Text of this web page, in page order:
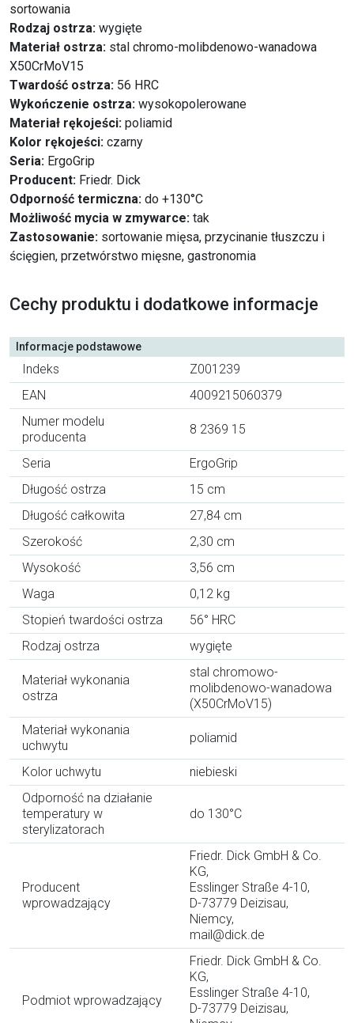
sortowania
Rodzaj ostrza: wygięte
Materiał ostrza: stal chromo-molibdenowo-wanadowa
X50CrMoV15
Twardość ostrza: 56 HRC
Wykończenie ostrza: wysokopolerowane
Materiał rękojeści: poliamid
Kolor rękojeści: czarny
Seria: ErgoGrip
Producent: Friedr. Dick
Odporność termiczna: do +130°C
Możliwość mycia w zmywarce: tak
Zastosowanie: sortowanie mięsa, przycinanie tłuszczu i
ścięgien, przetwórstwo mięsne, gastronomia
Cechy produktu i dodatkowe informacje
Informacje podstawowe
Indeks
Z001239
EAN
4009215060379
Numer modelu
producenta
8 2369 15
Seria
ErgoGrip
Długość ostrza
15 cm
Długość całkowita
27,84 cm
Szerokość
2,30 cm
Wysokość
3,56 cm
Waga
0,12 kg
Stopień twardości ostrza
56° HRC
Rodzaj ostrza
wygięte
Materiał wykonania
ostrza
stal chromowo-
molibdenowo-wanadowa
(X50CrMoV15)
Materiał wykonania
uchwytu
poliamid
Kolor uchwytu
niebieski
Odporność na działanie
temperatury w
sterylizatorach
do 130°C
Producent
wprowadzający
Friedr. Dick GmbH & Co.
KG,
Esslinger Straße 4-10,
D-73779 Deizisau,
Niemcy,
mail@dick.de
Podmiot wprowadzający
Friedr. Dick GmbH & Co.
KG,
Esslinger Straße 4-10,
D-73779 Deizisau,